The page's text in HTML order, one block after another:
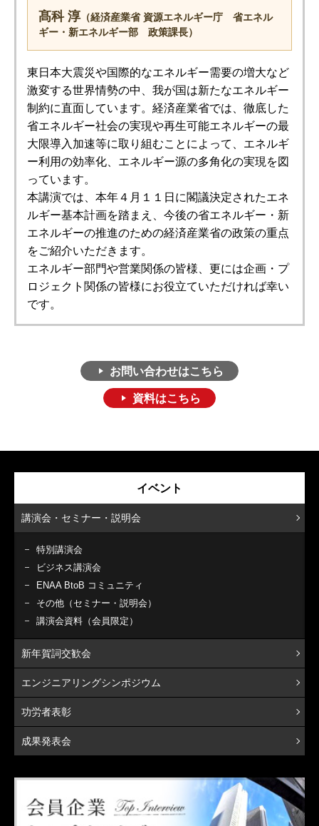
髙科 淳（経済産業省 資源エネルギー庁 省エネル
ギー・新エネルギー部 政策課長）
東日本大震災や国際的なエネルギー需要の増大など
激変する世界情勢の中、我が国は新たなエネルギー
制約に直面しています。経済産業省では、徹底した
省エネルギー社会の実現や再生可能エネルギーの最
大限導入加速等に取り組むことによって、エネルギ
ー利用の効率化、エネルギー源の多角化の実現を図
っています。
本講演では、本年４月１１日に閣議決定されたエネ
ルギー基本計画を踏まえ、今後の省エネルギー・新
エネルギーの推進のための経済産業省の政策の重点
をご紹介いただきます。
エネルギー部門や営業関係の皆様、更には企画・プ
ロジェクト関係の皆様にお役立ていただければ幸い
です。
お問い合わせはこちら
資料はこちら
イベント
講演会・セミナー・説明会
特別講演会
ビジネス講演会
ENAA BtoB コミュニティ
その他（セミナー・説明会）
講演会資料（会員限定）
新年賀詞交歓会
エンジニアリングシンポジウム
功労者表彰
成果発表会